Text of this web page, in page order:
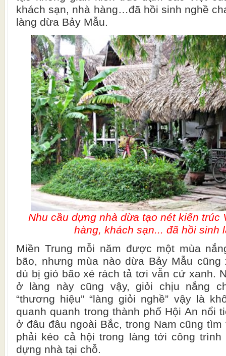
khách sạn, nhà hàng…đã hồi sinh nghề
làng dừa Bảy Mẫu.
Nhu cầu dựng nhà dừa tạo nét kiến trúc
hàng, khách sạn... đã hồi sinh
Miền Trung mỗi năm được một mùa
bão, nhưng mùa nào dừa Bảy Mẫu
dù bị gió bão xé rách tả tơi vẫn cứ xanh.
ở làng này cũng vậy, giỏi chịu nắng
“thương hiệu” “làng giỏi nghề” vậy là
quanh quanh trong thành phố Hội An nổi
ở đâu đâu ngoài Bắc, trong Nam cũng
phải kéo cả hội trong làng tới công
dựng nhà tại chỗ.